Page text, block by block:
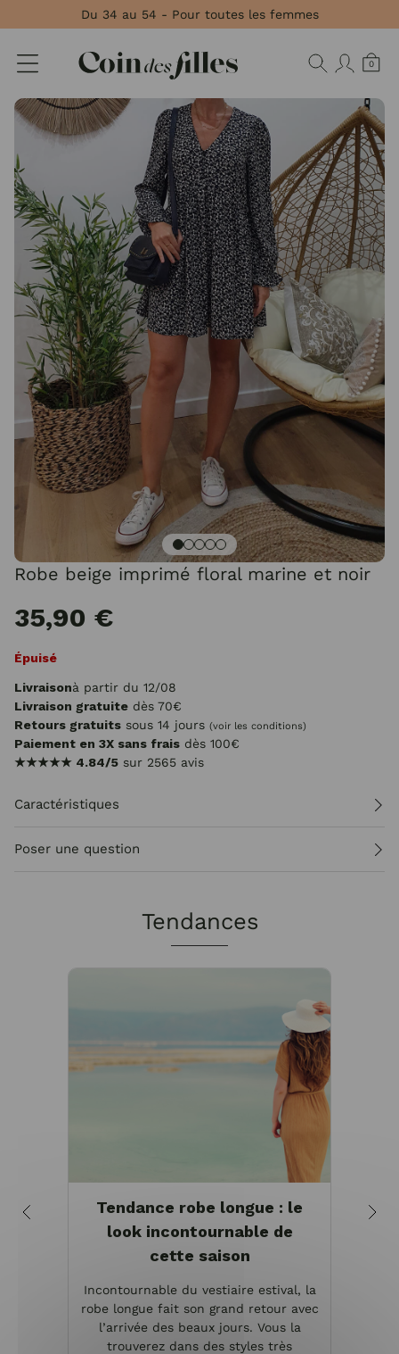
Du 34 au 54 - Pour toutes les femmes
0
Robe beige imprimé floral marine et noir
35,90 €
Épuisé
Livraisonà partir du 12/08
Livraison gratuite dès 70€
Retours gratuits sous 14 jours (voir les conditions)
Paiement en 3X sans frais dès 100€
★★★★★ 4.84/5 sur 2565 avis
Caractéristiques
Poser une question
Tendances
Tendance robe longue : le
look incontournable de
cette saison
Incontournable du vestiaire estival, la
robe longue fait son grand retour avec
l’arrivée des beaux jours. Vous la
trouverez dans des styles très
Panneau de gestion des cookies